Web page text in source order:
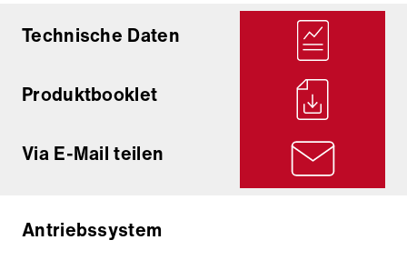
Technische Daten
Produktbooklet
Via E-Mail teilen
Antriebssystem